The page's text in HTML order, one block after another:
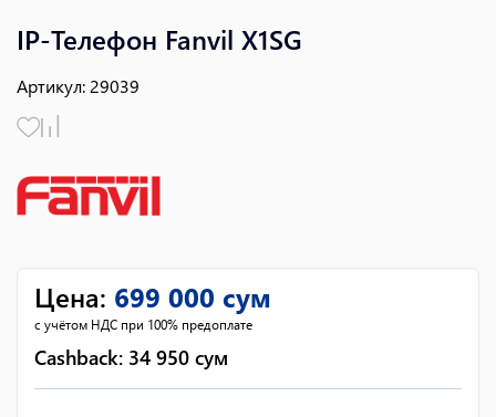
IP-Телефон Fanvil X1SG
Артикул: 29039
Цена: 699 000 сум
с учётом НДС при 100% предоплате
Cashback: 34 950 сум